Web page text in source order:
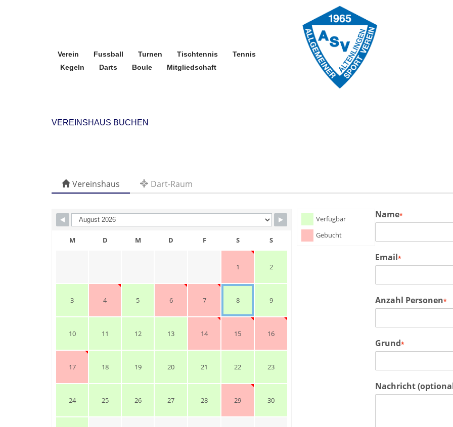
Verein Fussball Turnen Tischtennis
Tennis
Kegeln
Darts Boule Mitgliedschaft
VEREINSHAUS BUCHEN
Vereinshaus Dart-Raum
Skip Booking Form
Verfügbar
Gebucht
M D M D F S S
1 2
3 4 5 6 7 8 9
10 11 12 13 14 15 16
17 18 19 20 21 22 23
24 25 26 27 28 29 30
Name*
Email*
Anzahl Personen*
Grund*
Nachricht